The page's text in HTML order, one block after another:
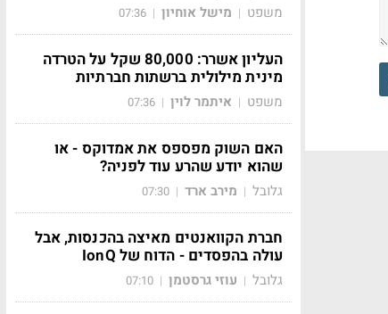
משפט | מישל אוחיון |
07:36
העליון אשרר: 80,000 שקל על הטרדה
מינית מילולית ברשתות חברתיות
משפט | איתמר לוין |
07:36
האם השוק מפספס את אמדוקס - או
שהוא יודע שהרע עוד לפניה?
גלובל | מירב ארד |
07:30
חברת הקוואנטים מאיצה בהכנסות, אבל
עולה בהפסדים - הדוח של IonQ
גלובל | עוזי גרסטמן |
07:10